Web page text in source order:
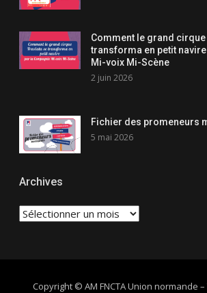
Comment le grand cirque
transforma en petit
Mi-voix Mi-Scène
2 juin 2026
Fichier des promeneurs
5 mai 2026
Archives
Archives
Copyright © AM FNCTA Union normande –